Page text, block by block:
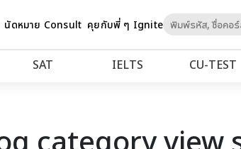
นัดหมาย Consult คุยกับพี่ ๆ Igniteto
SAT IELTS CU‑TEST
category view